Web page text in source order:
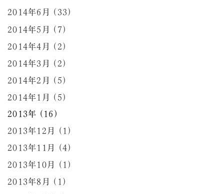
2014年6月 (33)
2014年5月 (7)
2014年4月 (2)
2014年3月 (2)
2014年2月 (5)
2014年1月 (5)
2013年 (16)
2013年12月 (1)
2013年11月 (4)
2013年10月 (1)
2013年8月 (1)